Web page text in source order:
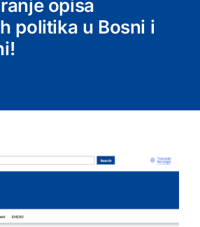
opisa
politika u Bosni i